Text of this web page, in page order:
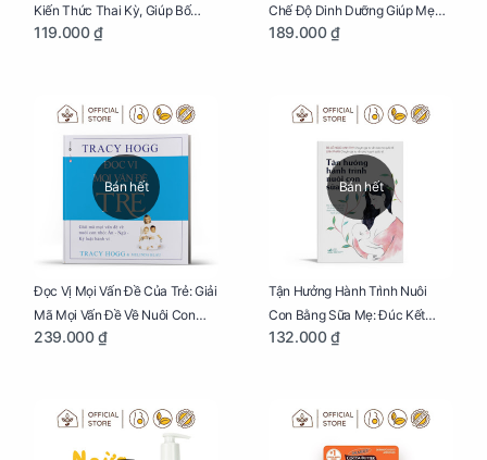
Kiến Thức Thai Kỳ, Giúp Bố
Thấu Hiểu Hơn Về Mẹ Bầu Và
119.000 ₫
Chế Độ Dinh Dưỡng Giúp Mẹ
Khỏe, Con Yêu Phát Triển Toàn
189.000 ₫
Bán hết
Đọc Vị Mọi Vấn Đề Của Trẻ: Giải
Mã Mọi Vấn Đề Về Nuôi Con
Nhỏ (Ăn, Ngủ, Kỷ Luật Hành Vi),
239.000 ₫
Bán hết
Tận Hưởng Hành Trình Nuôi
Con Bằng Sữa Mẹ: Đúc Kết
Những Kiến Thức Quý Báu Về
Mình Trong Hành Trình Nuôi
132.000 ₫